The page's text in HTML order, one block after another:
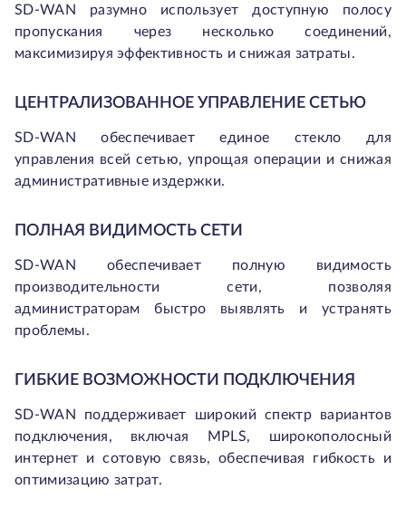
SD-WAN разумно использует доступную полосу
пропускания через несколько соединений,
максимизируя эффективность и снижая затраты.
ЦЕНТРАЛИЗОВАННОЕ УПРАВЛЕНИЕ СЕТЬЮ
SD-WAN обеспечивает единое стекло для
управления всей сетью, упрощая операции и снижая
административные издержки.
ПОЛНАЯ ВИДИМОСТЬ СЕТИ
SD-WAN обеспечивает полную видимость
производительности сети, позволяя
администраторам быстро выявлять и устранять
проблемы.
ГИБКИЕ ВОЗМОЖНОСТИ ПОДКЛЮЧЕНИЯ
SD-WAN поддерживает широкий спектр вариантов
подключения, включая MPLS, широкополосный
интернет и сотовую связь, обеспечивая гибкость и
оптимизацию затрат.